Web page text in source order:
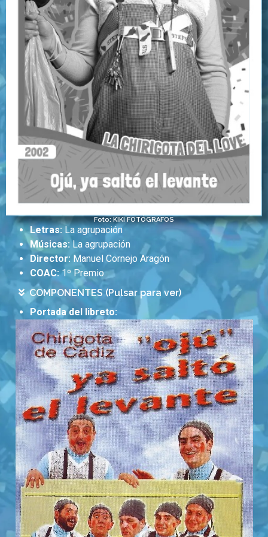
Foto: KIKI FOTÓGRAFOS
Letras: La agrupación
Músicas: La agrupación
Director: Manuel Cornejo Aragón
COAC:1º Premio
COMPONENTES (Pulsar para ver)
Portada del libreto: